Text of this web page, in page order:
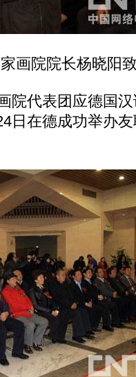
画院院长杨晓阳
代表团应德国汉
日在德成功举办友